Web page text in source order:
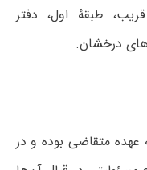
طبقۀ اول، دفتر
درخشان.
متقاضی بوده و در